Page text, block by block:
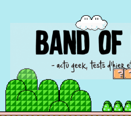
BAND OF
Actu Geek d'hier et d'aujourd'hui